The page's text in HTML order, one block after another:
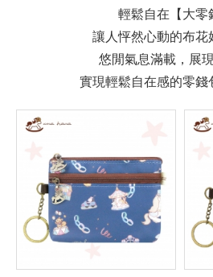
輕鬆自在【大零
讓人怦然心動的布花
悠閒氣息滿載，展
實現輕鬆自在感的零